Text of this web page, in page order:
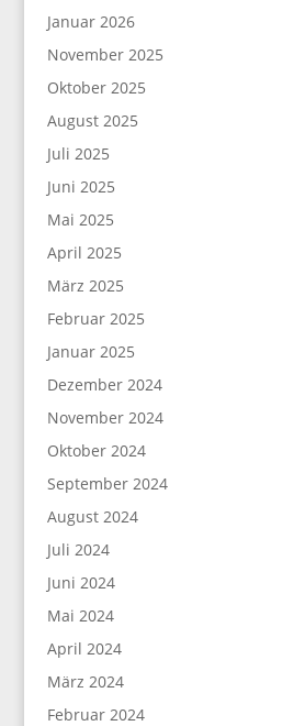
Januar 2026
November 2025
Oktober 2025
August 2025
Juli 2025
Juni 2025
Mai 2025
April 2025
März 2025
Februar 2025
Januar 2025
Dezember 2024
November 2024
Oktober 2024
September 2024
August 2024
Juli 2024
Juni 2024
Mai 2024
April 2024
März 2024
Februar 2024